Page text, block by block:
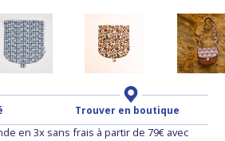
Trouver en boutique
en 3x sans frais à partir de 79€ avec